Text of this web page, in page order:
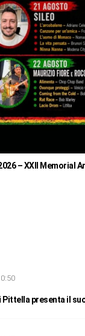
– XXII Memorial
Pittella presenta il